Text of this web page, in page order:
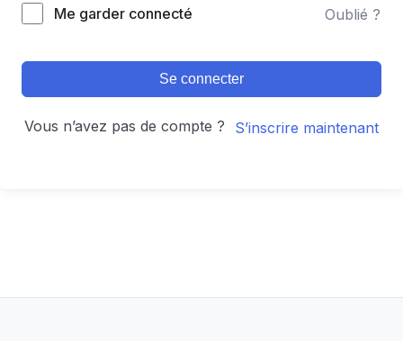
Alternative:Me garder connecté Oublié ?
Se connecter
Vous n’avez pas de compte ? S’inscrire maintenant